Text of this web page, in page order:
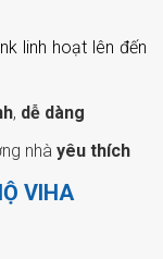
linh hoạt lên đến
, dễ dàng
nhà yêu thích
VIHA